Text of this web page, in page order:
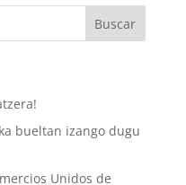
bueltan izango dugu
Unidos de